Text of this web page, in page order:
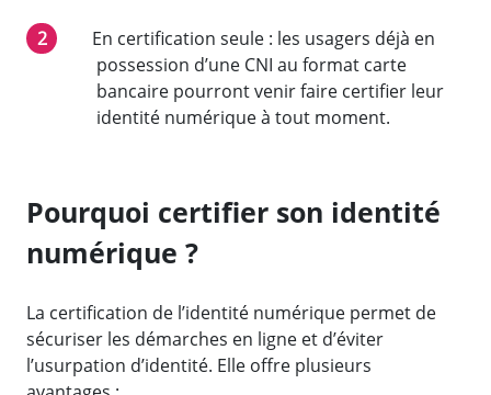
En certification seule : les usagers déjà en
possession d’une CNI au format carte
bancaire pourront venir faire certifier leur
identité numérique à tout moment.
Pourquoi certifier son identité
numérique ?
La certification de l’identité numérique permet de
sécuriser les démarches en ligne et d’éviter
l’usurpation d’identité. Elle offre plusieurs